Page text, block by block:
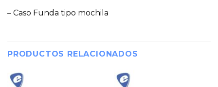
– Caso Funda tipo mochila
PRODUCTOS RELACIONADOS